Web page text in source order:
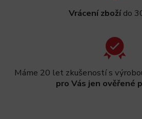
Vrácení zbožído
Máme 20 let zkušeností s
pro Vás jen ověřené